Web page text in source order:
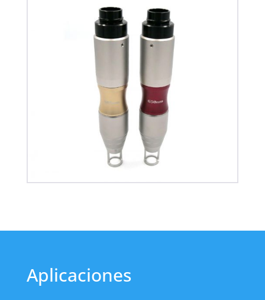
Aplicaciones